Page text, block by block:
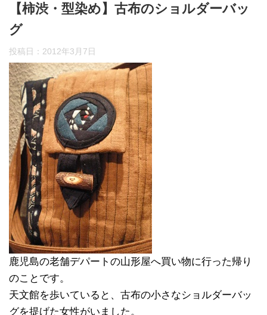
【柿渋・型染め】古布のショルダーバッ
グ
投稿日： 2012年3月7日
鹿児島の老舗デパートの山形屋へ買い物に行った帰り
のことです。
天文館を歩いていると、古布の小さなショルダーバッ
グを提げた女性がいました。